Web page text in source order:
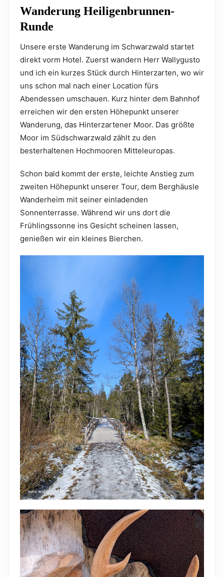
Wanderung Heiligenbrunnen-
Runde
Unsere erste Wanderung im Schwarzwald startet
direkt vorm Hotel. Zuerst wandern Herr Wallygusto
und ich ein kurzes Stück durch Hinterzarten, wo wir
uns schon mal nach einer Location fürs
Abendessen umschauen. Kurz hinter dem Bahnhof
erreichen wir den ersten Höhepunkt unserer
Wanderung, das Hinterzartener Moor. Das größte
Moor im Südschwarzwald zählt zu den
besterhaltenen Hochmooren Mitteleuropas.
Schon bald kommt der erste, leichte Anstieg zum
zweiten Höhepunkt unserer Tour, dem Berghäusle
Wanderheim mit seiner einladenden
Sonnenterrasse. Während wir uns dort die
Frühlingssonne ins Gesicht scheinen lassen,
genießen wir ein kleines Bierchen.